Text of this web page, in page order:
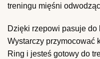
treningu mięśni
Dzięki rzepowi pasuje do
Wystarczy przymocować
Ring i jesteś gotowy do